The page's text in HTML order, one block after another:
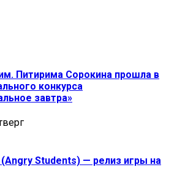
Питирима Сорокина прошла в
конкурса
завтра»
(Angry Students) — релиз игры на